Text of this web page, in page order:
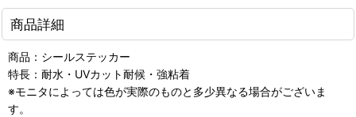
商品詳細
商品：シールステッカー
特長：耐水・UVカット耐候・強粘着
※モニタによっては色が実際のものと多少異なる場合がございま
す。